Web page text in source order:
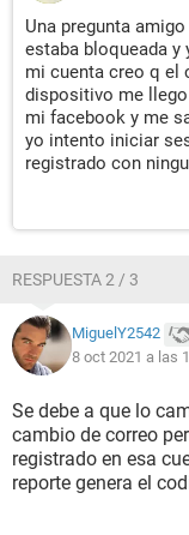
Una pregunta
estaba bloqueada y
mi cuenta creo q el
dispositivo me
mi facebook y me
yo intento iniciar
registrado con
RESPUESTA 2 / 3
MiguelY2542
8 oct 2021 a las
Se debe a que lo
cambio de correo
registrado en esa
reporte genera el